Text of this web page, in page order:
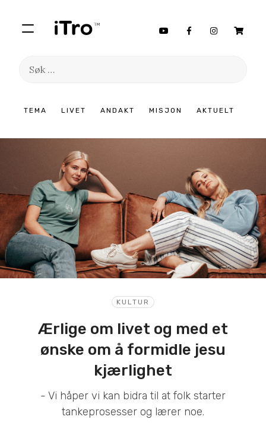
TEMA LIVET ANDAKT MISJON AKTUELT
Søk
innhold
KULTUR
Ærlige om livet og med et
ønske om å formidle jesu
kjærlighet
- Vi håper vi kan bidra til at folk starter
tankeprosesser og lærer noe.